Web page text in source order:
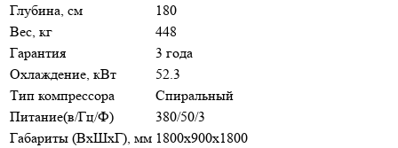
Глубина, см
180
Вес, кг
448
Гарантия
3 года
Охлаждение, кВт
52.3
Тип компрессора
Спиральный
Питание(в/Гц/Ф)
380/50/3
Габариты (ВxШxГ), мм 1800x900x1800